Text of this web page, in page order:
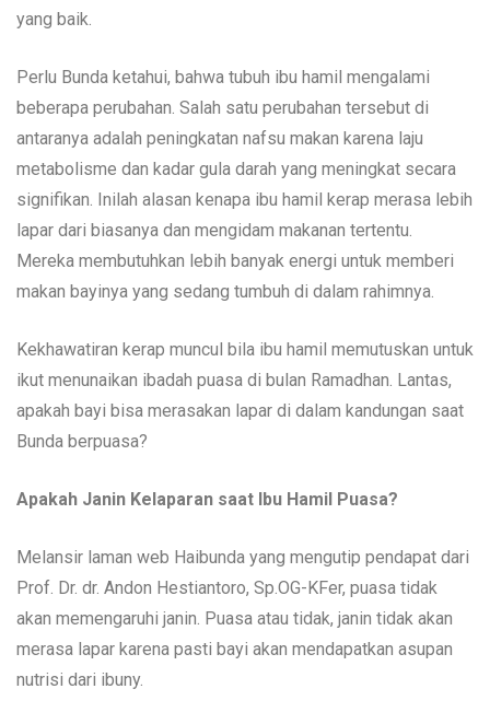
yang baik.
Perlu Bunda ketahui, bahwa tubuh ibu hamil mengalami
beberapa perubahan. Salah satu perubahan tersebut di
antaranya adalah peningkatan nafsu makan karena laju
metabolisme dan kadar gula darah yang meningkat secara
signifikan. Inilah alasan kenapa ibu hamil kerap merasa lebih
lapar dari biasanya dan mengidam makanan tertentu.
Mereka membutuhkan lebih banyak energi untuk memberi
makan bayinya yang sedang tumbuh di dalam rahimnya.
Kekhawatiran kerap muncul bila ibu hamil memutuskan untuk
ikut menunaikan ibadah puasa di bulan Ramadhan. Lantas,
apakah bayi bisa merasakan lapar di dalam kandungan saat
Bunda berpuasa?
Apakah Janin Kelaparan saat Ibu Hamil Puasa?
Melansir laman web Haibunda yang mengutip pendapat dari
Prof. Dr. dr. Andon Hestiantoro, Sp.OG-KFer, puasa tidak
akan memengaruhi janin. Puasa atau tidak, janin tidak akan
merasa lapar karena pasti bayi akan mendapatkan asupan
nutrisi dari ibuny.